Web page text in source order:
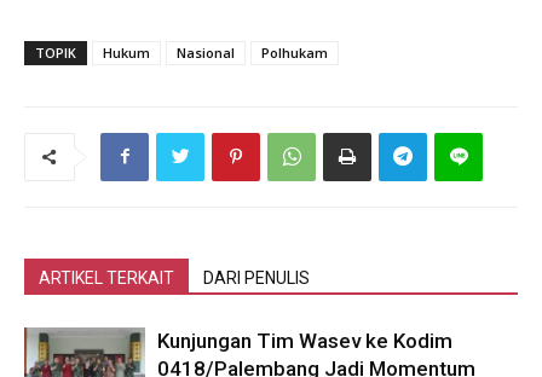
TOPIK Hukum Nasional Polhukam
ARTIKEL TERKAIT DARI PENULIS
Kunjungan Tim Wasev ke Kodim
0418/Palembang Jadi Momentum